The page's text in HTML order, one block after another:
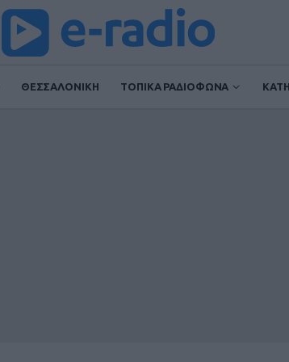
ΘΕΣΣΑΛΟΝΙΚΗ ΤΟΠΙΚΑ ΡΑΔΙΟΦΩΝΑ